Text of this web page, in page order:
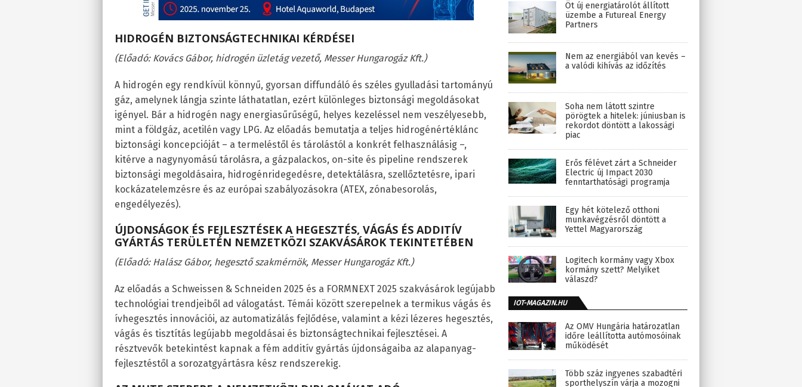
HIDROGÉN BIZTONSÁGTECHNIKAI KÉRDÉSEI
(Előadó: Kovács Gábor, hidrogén üzletág vezető, Messer Hungarogáz Kft.)
A hidrogén egy rendkívül könnyű, gyorsan diffundáló és széles gyulladási tartományú
gáz, amelynek lángja szinte láthatatlan, ezért különleges biztonsági megoldásokat
igényel. Bár a hidrogén nagy energiasűrűségű, helyes kezeléssel nem veszélyesebb,
mint a földgáz, acetilén vagy LPG. Az előadás bemutatja a teljes hidrogénértéklánc
biztonsági koncepcióját – a termeléstől és tárolástól a konkrét felhasználásig –,
kitérve a nagynyomású tárolásra, a gázpalackos, on-site és pipeline rendszerek
biztonsági megoldásaira, hidrogénridegedésre, detektálásra, szellőztetésre, ipari
kockázatelemzésre és az európai szabályozásokra (ATEX, zónabesorolás,
engedélyezés).
ÚJDONSÁGOK ÉS FEJLESZTÉSEK A HEGESZTÉS, VÁGÁS ÉS ADDITÍV
GYÁRTÁS TERÜLETÉN NEMZETKÖZI SZAKVÁSÁROK TEKINTETÉBEN
(Előadó: Halász Gábor, hegesztő szakmérnök, Messer Hungarogáz Kft.)
Az előadás a Schweissen & Schneiden 2025 és a FORMNEXT 2025 szakvásárok legújabb
technológiai trendjeiből ad válogatást. Témái között szerepelnek a termikus vágás és
ívhegesztés innovációi, az automatizálás fejlődése, valamint a kézi lézeres hegesztés,
vágás és tisztítás legújabb megoldásai és biztonságtechnikai fejlesztései. A
résztvevők betekintést kapnak a fém additív gyártás újdonságaiba az alapanyag-
fejlesztéstől a sorozatgyártásra kész rendszerekig.
Öt új energiatárolót állított
üzembe a Futureal Energy
Partners
Nem az energiából van kevés –
a valódi kihívás az időzítés
Soha nem látott szintre
pörögtek a hitelek: júniusban is
rekordot döntött a lakossági
piac
Erős félévet zárt a Schneider
Electric új Impact 2030
fenntarthatósági programja
Egy hét kötelező otthoni
munkavégzésről döntött a
Yettel Magyarország
Logitech kormány vagy Xbox
kormány szett? Melyiket
válaszd?
IOT-MAGAZIN.HU
Az OMV Hungária határozatlan
időre leállította autómosóinak
működését
Több száz ingyenes szabadtéri
sporthelyszín várja a mozogni